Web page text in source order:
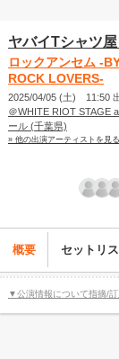
ヤバイTシャツ
ロックアンセム -
ROCK LOVERS-
2025/04/05 (土) 11:50
＠WHITE RIOT STAGE
ール (千葉県)
» 他の出演アーティストを見る
概要 セットリ
▼公演情報について指摘/訂